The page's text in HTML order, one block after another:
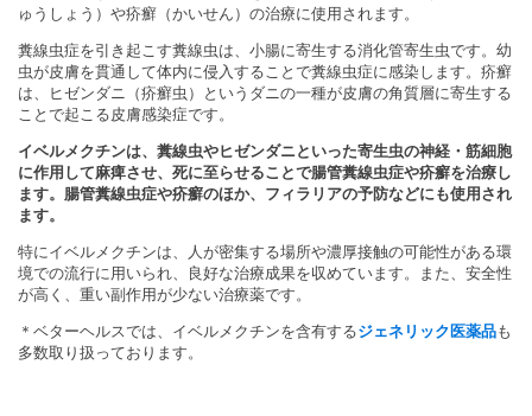
ゅうしょう）や疥癬（かいせん）の治療に使用されます。
糞線虫症を引き起こす糞線虫は、小腸に寄生する消化管寄生虫です。幼
虫が皮膚を貫通して体内に侵入することで糞線虫症に感染します。疥癬
は、ヒゼンダニ（疥癬虫）というダニの一種が皮膚の角質層に寄生する
ことで起こる皮膚感染症です。
イベルメクチンは、糞線虫やヒゼンダニといった寄生虫の神経・筋細胞
に作用して麻痺させ、死に至らせることで腸管糞線虫症や疥癬を治療し
ます。 腸管糞線虫症や疥癬のほか、フィラリアの予防などにも使用され
ます。
特にイベルメクチンは、人が密集する場所や濃厚接触の可能性がある環
境での流行に用いられ、良好な治療成果を収めています。また、安全性
が高く、重い副作用が少ない治療薬です。
＊ベターヘルスでは、イベルメクチンを含有するジェネリック医薬品も
多数取り扱っております。